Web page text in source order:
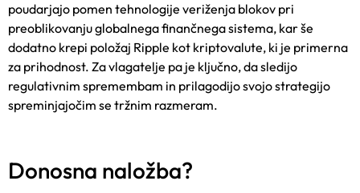
poudarjajo pomen tehnologije veriženja blokov pri
preoblikovanju globalnega finančnega sistema, kar še
dodatno krepi položaj Ripple kot kriptovalute, ki je primerna
za prihodnost. Za vlagatelje pa je ključno, da sledijo
regulativnim spremembam in prilagodijo svojo strategijo
spreminjajočim se tržnim razmeram.
Donosna naložba?